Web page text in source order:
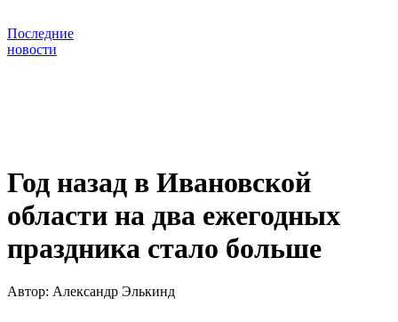
Последние
новости
Год назад в Ивановской
области на два ежегодных
праздника стало больше
Автор: Александр Элькинд